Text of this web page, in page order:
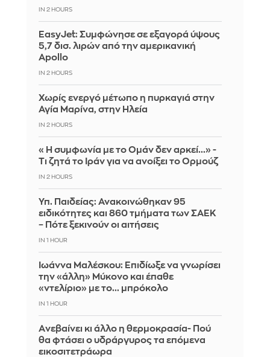
IN 2 HOURS
EasyJet: Συμφώνησε σε εξαγορά ύψους
5,7 δισ. λιρών από την αμερικανική
Apollo
IN 2 HOURS
Χωρίς ενεργό μέτωπο η πυρκαγιά στην
Αγία Μαρίνα, στην Ηλεία
IN 2 HOURS
«Η συμφωνία με το Ομάν δεν αρκεί...» -
Τι ζητά το Ιράν για να ανοίξει το Ορμούζ
IN 2 HOURS
Υπ. Παιδείας: Ανακοινώθηκαν 95
ειδικότητες και 860 τμήματα των ΣΑΕΚ
– Πότε ξεκινούν οι αιτήσεις
IN 1 HOUR
Ιωάννα Μαλέσκου: Επιδίωξε να γνωρίσει
την «άλλη» Μύκονο και έπαθε
«ντελίριο» με το... μπρόκολο
IN 1 HOUR
Aνεβαίνει κι άλλο η θερμοκρασία- Πού
θα φτάσει ο υδράργυρος τα επόμενα
εικοσιτετράωρα